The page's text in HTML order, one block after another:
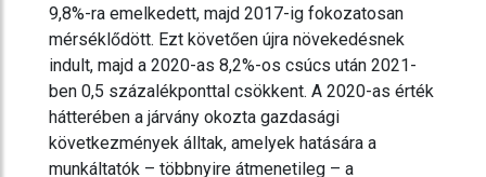
9,8%-ra emelkedett, majd 2017-ig fokozatosan
mérséklődött. Ezt követően újra növekedésnek
indult, majd a 2020-as 8,2%-os csúcs után 2021-
ben 0,5 százalékponttal csökkent. A 2020-as érték
hátterében a járvány okozta gazdasági
következmények álltak, amelyek hatására a
munkáltatók – többnyire átmenetileg – a